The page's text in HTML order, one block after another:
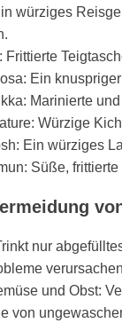
würziges
Frittierte
Ein
Marinierte
Würzige
Ein würziges
Süße,
nur
und Obst:
von